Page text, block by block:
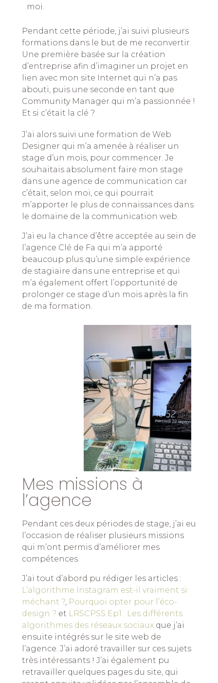
moi.
Pendant cette période, j’ai suivi plusieurs
formations dans le but de me reconvertir.
Une première basée sur la création
d’entreprise afin d’imaginer un projet en
lien avec mon site Internet qui n’a pas
abouti, puis une seconde en tant que
Community Manager qui m’a passionnée !
Et si c’était la clé ?
J’ai alors suivi une formation de Web
Designer qui m’a amenée à réaliser un
stage d’un mois, pour commencer. Je
souhaitais absolument faire mon stage
dans une agence de communication car
c’était, selon moi, ce qui pourrait
m’apporter le plus de connaissances dans
le domaine de la communication web.
J’ai eu la chance d’être acceptée au sein de
l’agence Clé de Fa qui m’a apporté
beaucoup plus qu’une simple expérience
de stagiaire dans une entreprise et qui
m’a également offert l’opportunité de
prolonger ce stage d’un mois après la fin
de ma formation.
Mes missions à
l’agence
Pendant ces deux périodes de stage, j’ai eu
l’occasion de réaliser plusieurs missions
qui m’ont permis d’améliorer mes
compétences.
J’ai tout d’abord pu rédiger les articles :
L’algorithme Instagram est-il vraiment si
méchant ? Pourquoi opter pour l’éco-
design ? et LRSCPSS Ep1 : Les différents
algorithmes des réseaux sociaux que j’ai
ensuite intégrés sur le site web de
l’agence. J’ai adoré travailler sur ces sujets
très intéressants ! J’ai également pu
retravailler quelques pages du site, qui